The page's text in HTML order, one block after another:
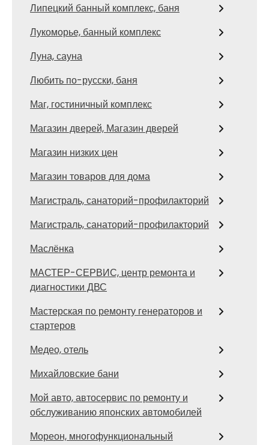
Липецкий банный комплекс, баня
Лукоморье, банный комплекс
Луна, сауна
Любить по-русски, баня
Маг, гостиничный комплекс
Магазин дверей, Магазин дверей
Магазин низких цен
Магазин товаров для дома
Магистраль, санаторий-профилакторий
Магистраль, санаторий-профилакторий
Маслёнка
МАСТЕР-СЕРВИС, центр ремонта и
диагностики ДВС
Мастерская по ремонту генераторов и
стартеров
Медео, отель
Михайловские бани
Мой авто, автосервис по ремонту и
обслуживанию японских автомобилей
Мореон, многофункциональный